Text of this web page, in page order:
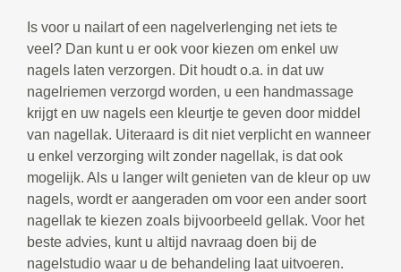
Is voor u nailart of een nagelverlenging net iets te
veel? Dan kunt u er ook voor kiezen om enkel uw
nagels laten verzorgen. Dit houdt o.a. in dat uw
nagelriemen verzorgd worden, u een handmassage
krijgt en uw nagels een kleurtje te geven door middel
van nagellak. Uiteraard is dit niet verplicht en wanneer
u enkel verzorging wilt zonder nagellak, is dat ook
mogelijk. Als u langer wilt genieten van de kleur op uw
nagels, wordt er aangeraden om voor een ander soort
nagellak te kiezen zoals bijvoorbeeld gellak. Voor het
beste advies, kunt u altijd navraag doen bij de
nagelstudio waar u de behandeling laat uitvoeren.